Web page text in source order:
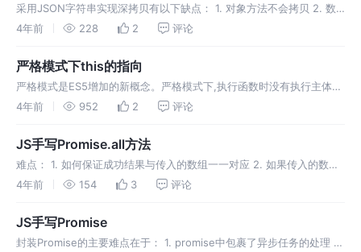
采用JSON字符串实现深拷贝有以下缺点： 1. 对象方法不会拷贝 2. 数
组中的undefined会变为null，对象上的undefined不会拷贝 3.
4年前 228 2 评论
严格模式下this的指向
严格模式是ES5增加的新概念。严格模式下,执行函数时没有执行主体，
因此this指向undefined，非严格模式下的执行主体默认是window，
4年前 952 2 评论
JS手写Promise.all方法
难点： 1. 如何保证成功结果与传入的数组一一对应 2. 如果传入的数组
中，有不是promise实例 3. 每个promis返回结果的时间都不一定，如
4年前 154 3 评论
JS手写Promise
封装Promise的主要难点在于： 1. promise中包裹了异步任务的处理 2.